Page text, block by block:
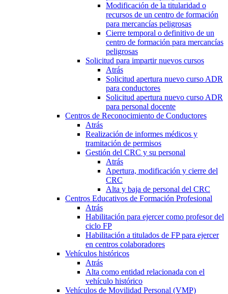
Modificación de la titularidad o
recursos de un centro de formación
para mercancías peligrosas
Cierre temporal o definitivo de un
centro de formación para mercancías
peligrosas
Solicitud para impartir nuevos cursos
Atrás
Solicitud apertura nuevo curso ADR
para conductores
Solicitud apertura nuevo curso ADR
para personal docente
Centros de Reconocimiento de Conductores
Atrás
Realización de informes médicos y
tramitación de permisos
Gestión del CRC y su personal
Atrás
Apertura, modificación y cierre del
CRC
Alta y baja de personal del CRC
Centros Educativos de Formación Profesional
Atrás
Habilitación para ejercer como profesor del
ciclo FP
Habilitación a titulados de FP para ejercer
en centros colaboradores
Vehículos históricos
Atrás
Alta como entidad relacionada con el
vehículo histórico
Vehículos de Movilidad Personal (VMP)